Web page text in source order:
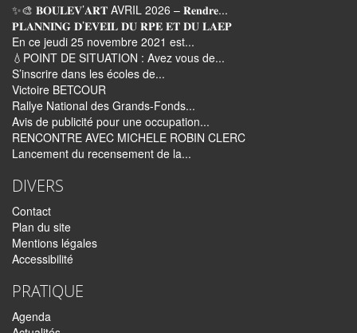
✨🎨 𝐁𝐎𝐔𝐋𝐄𝐕’𝐀𝐑𝐓 AVRIL 2026 – 𝐑𝐞𝐧𝐝𝐫𝐞...
𝐏𝐋𝐀𝐍𝐍𝐈𝐍𝐆 𝐃’𝐄𝐕𝐄𝐈𝐋 𝐃𝐔 𝐑𝐏𝐄 𝐄𝐓 𝐃𝐔 𝐋𝐀𝐄𝐏
En ce jeudi 25 novembre 2021 est...
💧POINT DE SITUATION : Avez vous de...
S’inscrire dans les écoles de...
Victoire BETCOUR
Rallye National des Grands-Fonds...
Avis de publicité pour une occupation...
RENCONTRE AVEC MICHELE ROBIN CLERC
Lancement du recensement de la...
DIVERS
Contact
Plan du site
Mentions légales
Accessibilité
PRATIQUE
Agenda